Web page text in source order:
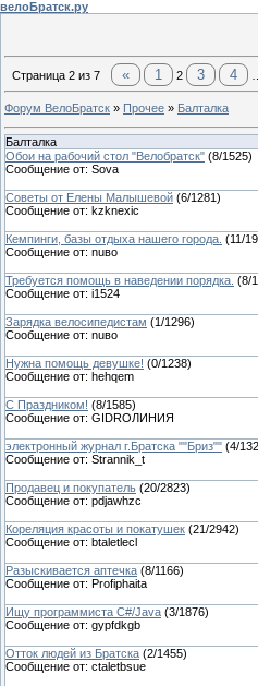
велоБратск.ру
Страница 2 из 7 « 1 2 3 4
Форум ВелоБратск » Прочее » Балталка
Балталка
Обои на рабочий стол "Велобратск" (8/1525)
Сообщение от: Sova
Советы от Елены Малышевой (6/1281)
Сообщение от: kzknexic
Кемпинги, базы отдыха нашего города. (11/
Сообщение от: nuвo
Требуется помощь в наведении порядка. (8/
Сообщение от: i1524
Зарядка велосипедистам (1/1296)
Сообщение от: nuвo
Нужна помощь девушке! (0/1238)
Сообщение от: hehqem
С Праздником! (8/1585)
Сообщение от: GIDROЛИНИЯ
электронный журнал г.Братска ""Бриз"" (4/
Сообщение от: Strannik_t
Продавец и покупатель (20/2823)
Сообщение от: pdjawhzc
Кореляция красоты и покатушек (21/2942)
Сообщение от: btaletlecl
Разыскивается аптечка (8/1166)
Сообщение от: Profiphaita
Ищу программиста C#/Java (3/1876)
Сообщение от: gypfdkgb
Отток людей из Братска (2/1455)
Сообщение от: ctaletbsue